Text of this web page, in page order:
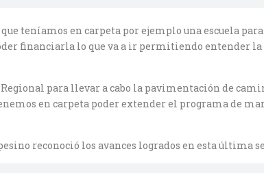
teníamos en carpeta por ejemplo una escuela
financiarla lo que va a ir permitiendo entender la
para llevar a cabo la pavimentación de
en carpeta poder extender el programa de
reconoció los avances logrados en esta última